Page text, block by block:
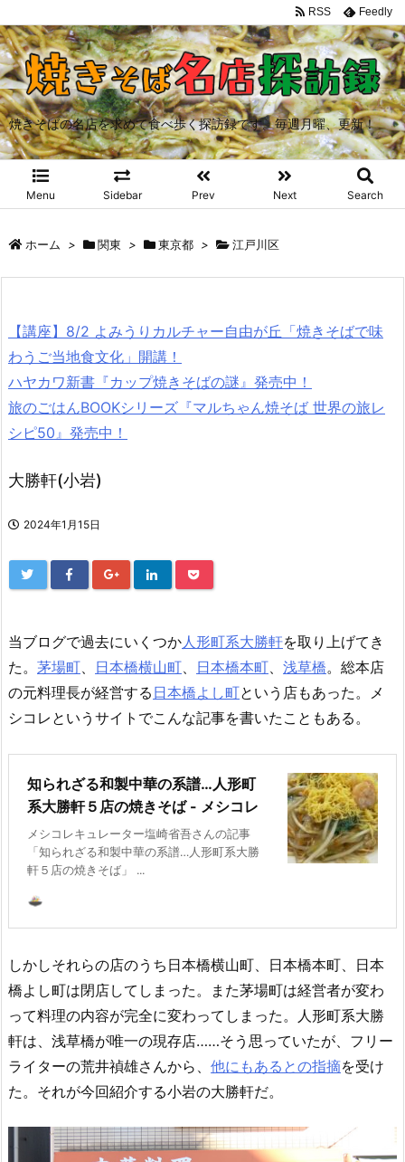
焼きそばの名店を求めて食べ歩く探訪録です。毎週月曜、更新！
Menu Sidebar Prev Next Search
RSS Feedly
ホーム > 関東 > 東京都 > 江戸川区
【講座】8/2 よみうりカルチャー自由が丘「焼きそばで味
わうご当地食文化」開講！
ハヤカワ新書『カップ焼きそばの謎』発売中！
旅のごはんBOOKシリーズ『マルちゃん焼そば 世界の旅レ
シピ50』発売中！
大勝軒(小岩)
2024年1月15日
当ブログで過去にいくつか人形町系大勝軒を取り上げてき
た。 茅場町、 日本橋横山町、 日本橋本町、 浅草橋。総本店
の元料理長が経営する 日本橋よし町という店もあった。メ
シコレというサイトでこんな記事を書いたこともある。
知られざる和製中華の系譜…人形町
系大勝軒５店の焼きそば - メシコレ
メシコレキュレーター塩崎省吾さんの記事
「知られざる和製中華の系譜…人形町系大勝
軒５店の焼きそば」 ...
しかしそれらの店のうち日本橋横山町、日本橋本町、日本
橋よし町は閉店してしまった。また茅場町は経営者が変わ
って料理の内容が完全に変わってしまった。人形町系大勝
軒は、浅草橋が唯一の現存店……そう思っていたが、フリー
ライターの荒井禎雄さんから、 他にもあるとの指摘を受け
た。それが今回紹介する小岩の大勝軒だ。